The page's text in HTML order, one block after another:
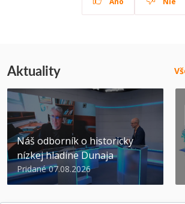
Aktuality
Náš odborník o historicky
nízkej hladine Dunaja
Pridané 07.08.2026